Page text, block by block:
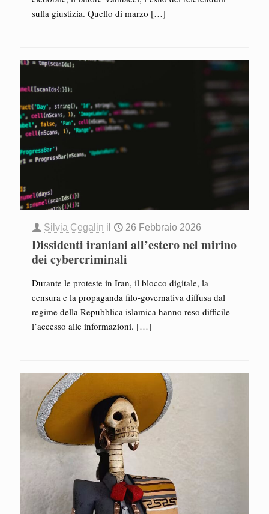
sulla giustizia. Quello di marzo […]
Silvia Cegalin il 26 Febbraio 2026
Dissidenti iraniani all’estero nel mirino
dei cybercriminali
Durante le proteste in Iran, il blocco digitale, la
censura e la propaganda filo-governativa diffusa dal
regime della Repubblica islamica hanno reso difficile
l’accesso alle informazioni. […]